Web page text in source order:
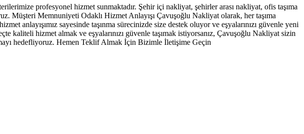
profesyonel hizmet sunmaktadır. Şehir içi nakliyat, şehirler arası nakliyat, ofis taşıma
Müşteri Memnuniyeti Odaklı Hizmet Anlayışı Çavuşoğlu Nakliyat olarak, her taşıma
anlayışımız sayesinde taşınma sürecinizde size destek oluyor ve eşyalarınızı güvenle yeni
kaliteli hizmet almak ve eşyalarınızı güvenle taşımak istiyorsanız, Çavuşoğlu Nakliyat sizin
hedefliyoruz. Hemen Teklif Almak İçin Bizimle İletişime Geçin